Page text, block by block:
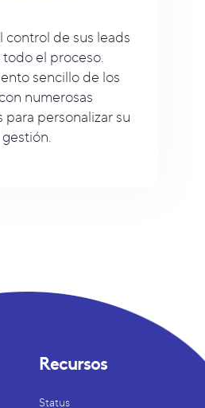
control de sus leads
el proceso.
sencillo de los
numerosas
para personalizar su
gestión.
Recursos
Status